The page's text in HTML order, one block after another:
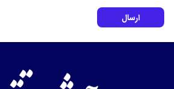
ارسال